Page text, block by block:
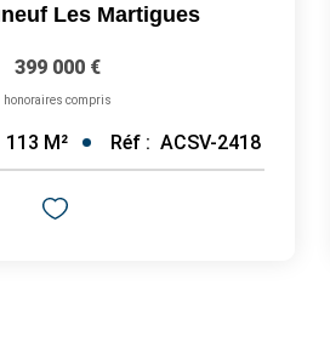
Les Martigues
399 000 €
honoraires compris
113 M² Réf : ACSV-2418